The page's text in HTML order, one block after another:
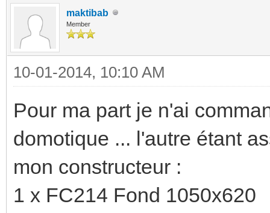
maktibab
Member
10-01-2014, 10:10 AM
Pour ma part je n'ai
domotique ... l'autre étant
mon constructeur :
1 x FC214 Fond 1050x620